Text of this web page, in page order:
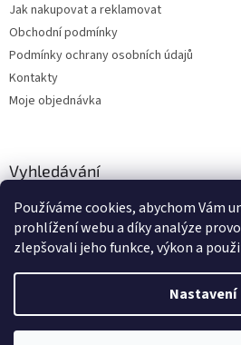
Používáme cookies, abychom Vám
prohlížení webu a díky analýze
zlepšovali jeho funkce, výkon a
Nastavení
Jak nakupovat a reklamovat
Obchodní podmínky
Podmínky ochrany osobních údajů
Kontakty
Moje objednávka
Vyhledávání
Vytvořil